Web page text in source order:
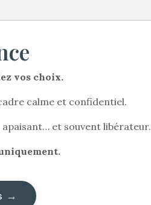
vos choix.
calme et confidentiel.
et souvent libérateur.
→